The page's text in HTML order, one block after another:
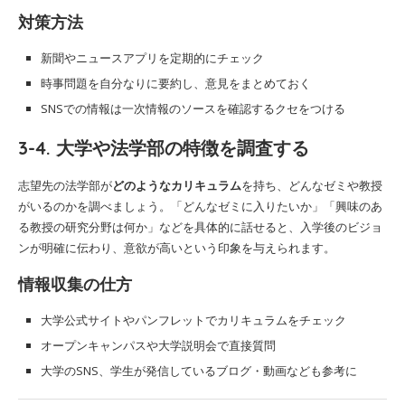
対策方法
新聞やニュースアプリを定期的にチェック
時事問題を自分なりに要約し、意見をまとめておく
SNSでの情報は一次情報のソースを確認するクセをつける
3-4. 大学や法学部の特徴を調査する
志望先の法学部がどのようなカリキュラムを持ち、どんなゼミや教授
がいるのかを調べましょう。「どんなゼミに入りたいか」「興味のあ
る教授の研究分野は何か」などを具体的に話せると、入学後のビジョ
ンが明確に伝わり、意欲が高いという印象を与えられます。
情報収集の仕方
大学公式サイトやパンフレットでカリキュラムをチェック
オープンキャンパスや大学説明会で直接質問
大学のSNS、学生が発信しているブログ・動画なども参考に